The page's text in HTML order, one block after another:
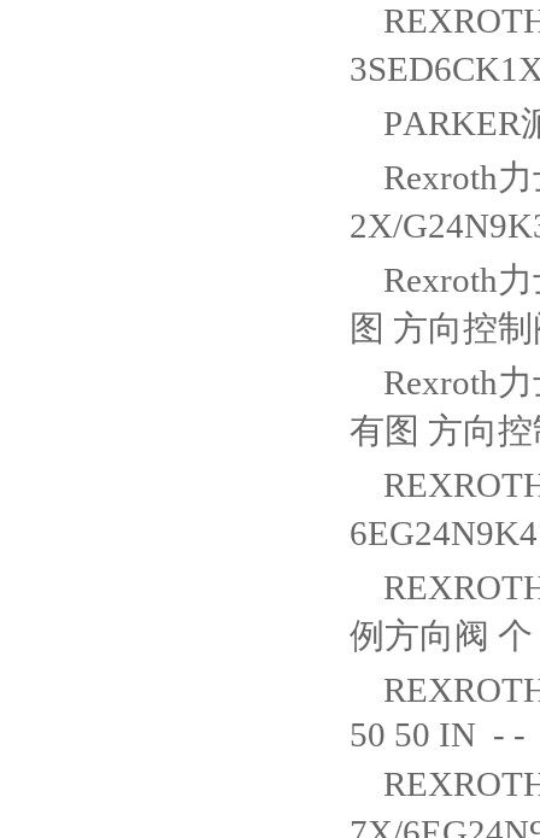
PARKER
Rexroth
2X/
Rexroth
图 方向控
Rexroth
有图 方向
例方向阀
50 50 IN - -